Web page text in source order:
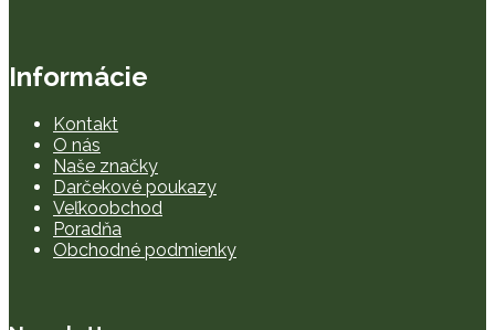
Informácie
Kontakt
O nás
Naše značky
Darčekové poukazy
Veľkoobchod
Poradňa
Obchodné podmienky